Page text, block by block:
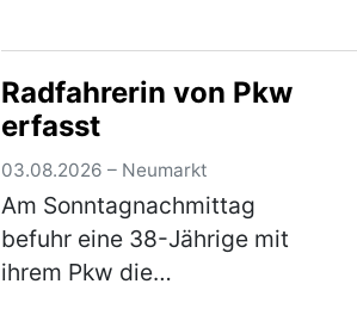
Flachbildfernseher. Ein
aufmerksamer Zeuge konnte
sich das Kennzeic…
Radfahrerin von Pkw
erfasst
03.08.2026 – Neumarkt
Am Sonntagnachmittag
befuhr eine 38-Jährige mit
ihrem Pkw die